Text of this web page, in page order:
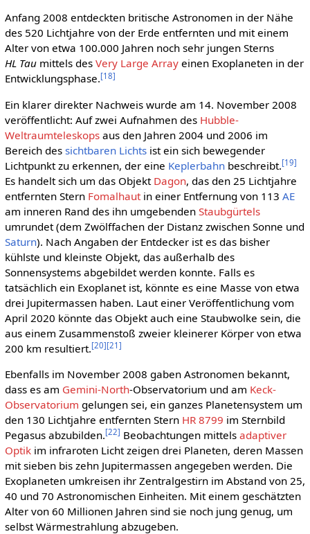
Anfang 2008 entdeckten britische Astronomen in der Nähe
des 520 Lichtjahre von der Erde entfernten und mit einem
Alter von etwa 100.000 Jahren noch sehr jungen Sterns
HL Taumittels des Very Large Arrayeinen Exoplaneten in der
Entwicklungsphase.[18]
Ein klarer direkter Nachweis wurde am 14. November 2008
veröffentlicht: Auf zwei Aufnahmen des Hubble-
Weltraumteleskopsaus den Jahren 2004 und 2006 im
Bereich des sichtbaren Lichtsist ein sich bewegender
Lichtpunkt zu erkennen, der eine Keplerbahnbeschreibt.[19]
Es handelt sich um das Objekt Dagon, das den 25 Lichtjahre
entfernten Stern Fomalhautin einer Entfernung von 113 AE
am inneren Rand des ihn umgebenden Staubgürtels
umrundet (dem Zwölffachen der Distanz zwischen Sonne und
Saturn). Nach Angaben der Entdecker ist es das bisher
kühlste und kleinste Objekt, das außerhalb des
Sonnensystems abgebildet werden konnte. Falls es
tatsächlich ein Exoplanet ist, könnte es eine Masse von etwa
drei Jupitermassen haben. Laut einer Veröffentlichung vom
April 2020 könnte das Objekt auch eine Staubwolke sein, die
aus einem Zusammenstoß zweier kleinerer Körper von etwa
200 km resultiert.[20][21 ]
Ebenfalls im November 2008 gaben Astronomen bekannt,
dass es am Gemini-North-Observatorium und am Keck-
Observatorium gelungen sei, ein ganzes Planetensystem um
den 130 Lichtjahre entfernten Stern HR 8799 im Sternbild
Pegasus abzubilden.[22] Beobachtungen mittels adaptiver
Optikim infraroten Licht zeigen drei Planeten, deren Massen
mit sieben bis zehn Jupitermassen angegeben werden. Die
Exoplaneten umkreisen ihr Zentralgestirn im Abstand von 25,
40 und 70 Astronomischen Einheiten. Mit einem geschätzten
Alter von 60 Millionen Jahren sind sie noch jung genug, um
selbst Wärmestrahlung abzugeben.